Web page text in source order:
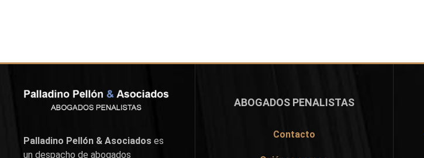
Palladino Pellón & Asociados es
un despacho de abogados
ABOGADOS PENALISTAS
Contacto